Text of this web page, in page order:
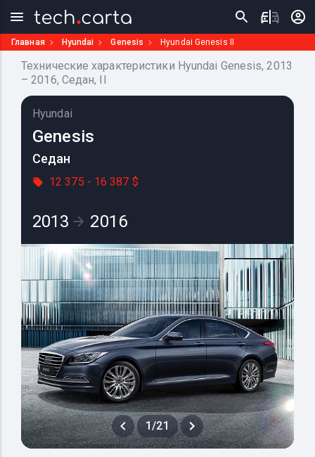
Главная Hyundai Genesis Hyundai Genesis II
Технические характеристики Hyundai Genesis, 2013
– 2016, Седан, II
Hyundai
Genesis
Седан
12 375 - 16 387 $
2013 2016
1/21